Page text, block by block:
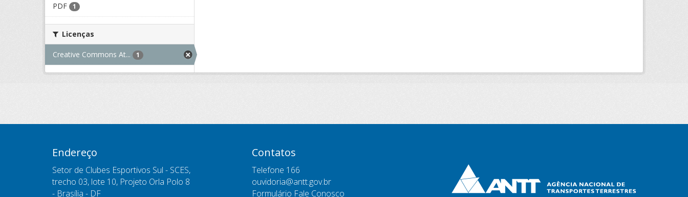
PDF 1
Licenças
Creative Commons At... 1
Endereço
Setor de Clubes Esportivos Sul - SCES,
trecho 03, lote 10, Projeto Orla Polo 8
- Brasília - DF
Contatos
Telefone 166
ouvidoria@antt.gov.br
Formulário Fale Conosco